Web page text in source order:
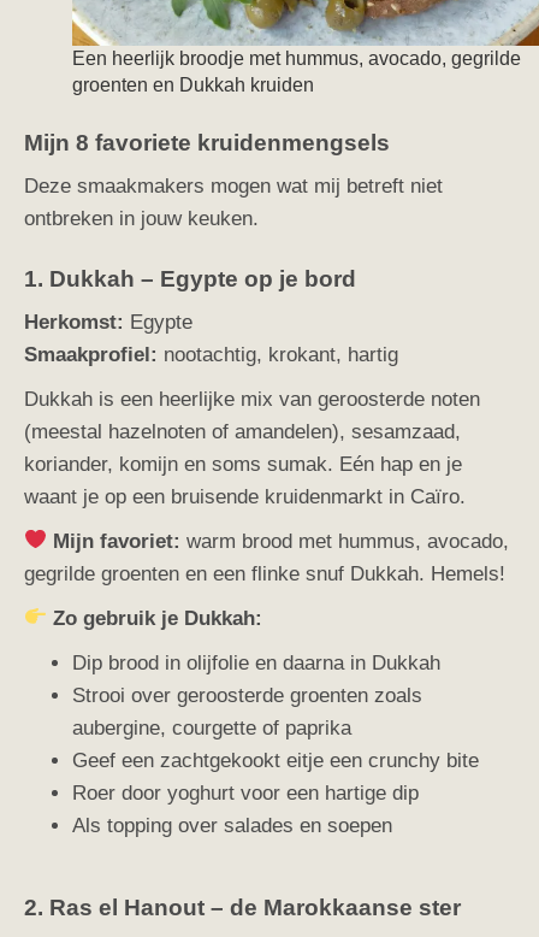
Een heerlijk broodje met hummus, avocado, gegrilde
groenten en Dukkah kruiden
Mijn 8 favoriete kruidenmengsels
Deze smaakmakers mogen wat mij betreft niet
ontbreken in jouw keuken.
1. Dukkah – Egypte op je bord
Herkomst: Egypte
Smaakprofiel: nootachtig, krokant, hartig
Dukkah is een heerlijke mix van geroosterde noten
(meestal hazelnoten of amandelen), sesamzaad,
koriander, komijn en soms sumak. Eén hap en je
waant je op een bruisende kruidenmarkt in Caïro.
Mijn favoriet: warm brood met hummus, avocado,
gegrilde groenten en een flinke snuf Dukkah. Hemels!
Zo gebruik je Dukkah:
Dip brood in olijfolie en daarna in Dukkah
Strooi over geroosterde groenten zoals
aubergine, courgette of paprika
Geef een zachtgekookt eitje een crunchy bite
Roer door yoghurt voor een hartige dip
Als topping over salades en soepen
2. Ras el Hanout – de Marokkaanse ster